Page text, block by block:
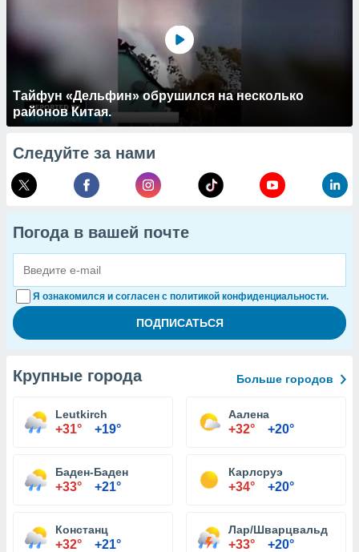
Тайфун «Дельфин» обрушился на несколько
районов Китая.
Следуйте за нами
Погода в вашей почте
Я ознакомился и согласен с политикой конфиденциальности.
Крупные города Больше городов
Leutkirch
+31° +19°
Аалена
+32° +20°
Баден-Баден
+33° +21°
Карлсруэ
+34° +20°
Констанц
+32° +21°
Лар/Шварцвальд
+33° +20°